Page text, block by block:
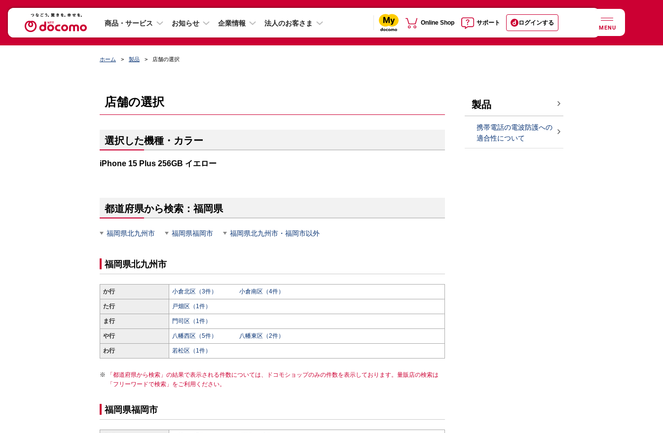
商品・サービス お知らせ 企業情報 法人のお客さま Online Shop サポート ログインする
MENU
ホーム 製品 店舗の選択
店舗の選択
選択した機種・カラー
iPhone 15 Plus 256GB イエロー
都道府県から検索：福岡県
福岡県北九州市 福岡県福岡市 福岡県北九州市・福岡市以外
福岡県北九州市
か行 小倉北区（3件） 小倉南区（4件）
た行 戸畑区（1件）
ま行 門司区（1件）
や行 八幡西区（5件） 八幡東区（2件）
わ行 若松区（1件）
「都道府県から検索」の結果で表示される件数については、ドコモショップのみの件数を表示しております。量販店の検索は
「フリーワードで検索」をご利用ください。
福岡県福岡市
製品
携帯電話の電波防護への
適合性について